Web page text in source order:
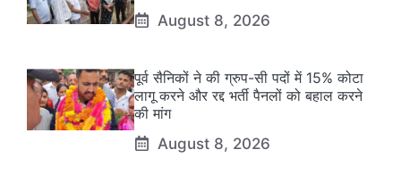
August 8, 2026
पूर्व सैनिकों ने की ग्रुप-सी पदों में 15% कोटा
लागू करने और रद्द भर्ती पैनलों को बहाल करने
की मांग
August 8, 2026